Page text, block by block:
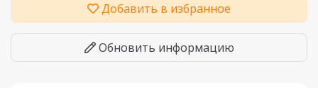
Добавить в избранное
Обновить информацию